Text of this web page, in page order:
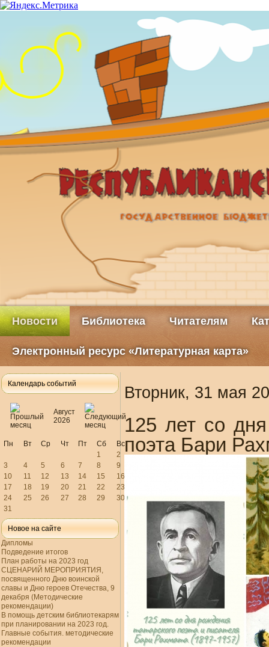
Новости Библиотека Читателям
Электронный ресурс «Литературная карта»
Календарь событий
Август
2026
Пн Вт Ср Чт Пт Сб
Вс
1
2
3
4 5 6 7 8
9
10
11 12 13 14 15
16
17
18 19 20 21 22
23
24
25 26 27 28 29
30
31
Новое на сайте
Дипломы
Подведение итогов
План работы на 2023 год
СЦЕНАРИЙ МЕРОПРИЯТИЯ,
посвященного Дню воинской
славы и Дню героев Отечества, 9
декабря (Методические
рекомендации)
В помощь детским библиотекарям
при планировании на 2023 год.
Главные события. методические
рекомендации
Вторник, 31 мая
125 лет со дня
поэта Бари